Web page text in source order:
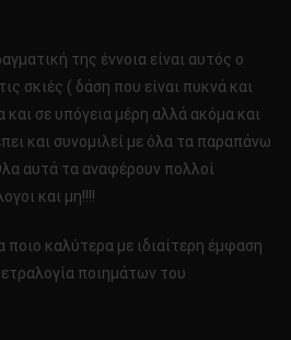
της έννοια είναι αυτός ο
σκιές ( δάση που είναι πυκνά και
και σε υπόγεια μέρη αλλά ακόμα και
και συνομιλεί με όλα τα παραπάνω
αυτά τα αναφέρουν πολλοί
και μη!!!!
ποιο καλύτερα με ιδιαίτερη έμφαση
ποιημάτων του